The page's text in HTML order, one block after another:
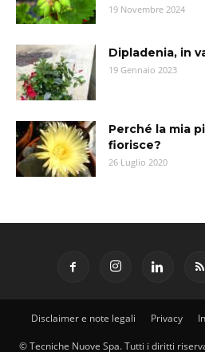
19 Novembre 2024
Dipladenia, in
19 Gennaio 2023
Perché la mia
fiorisce?
26 Luglio 2020
Disclaimer e note legali Privacy
© Tecniche Nuove Spa. Tutti i diritti